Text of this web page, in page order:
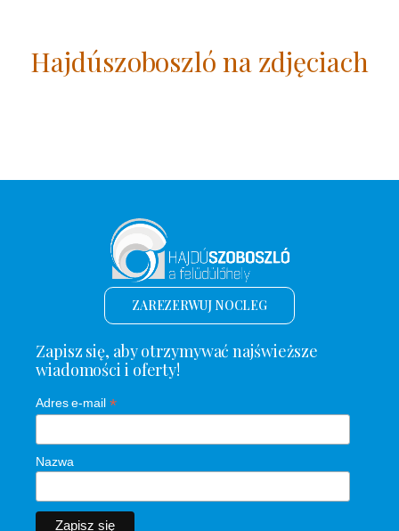
Hajdúszoboszló na zdjęciach
ZAREZERWUJ NOCLEG
Zapisz się, aby otrzymywać najświeższe
wiadomości i oferty!
Adres e-mail *
Nazwa